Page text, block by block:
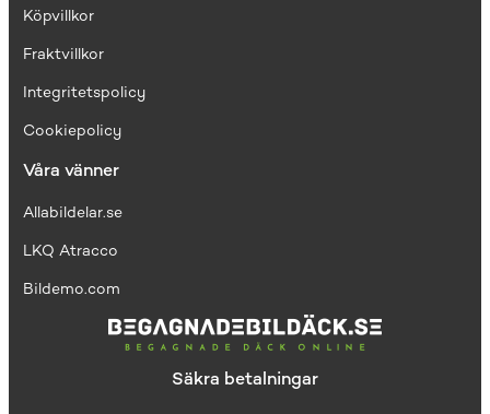
Köpvillkor
Fraktvillkor
Integritetspolicy
Cookiepolicy
Våra vänner
Allabildelar.se
LKQ Atracco
Bildemo.com
Säkra betalningar